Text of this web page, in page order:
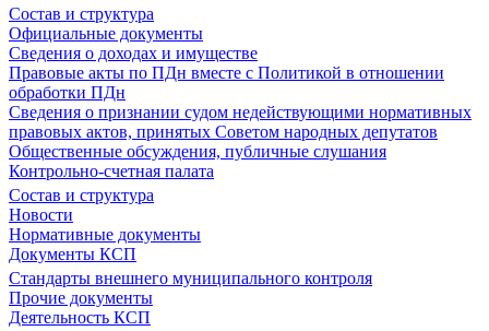
Состав и структура
Официальные документы
Сведения о доходах и имуществе
Правовые акты по ПДн вместе с Политикой в отношении
обработки ПДн
Сведения о признании судом недействующими нормативных
правовых актов, принятых Советом народных депутатов
Общественные обсуждения, публичные слушания
Контрольно-счетная палата
Состав и структура
Новости
Нормативные документы
Документы КСП
Стандарты внешнего муниципального контроля
Прочие документы
Деятельность КСП